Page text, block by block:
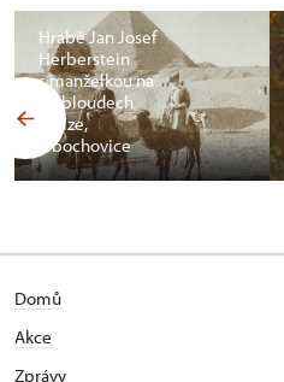
Hrabě Jan Josef
Herberstein
s manželkou na
velbloudech
v Gíze,
Libochovice
Domů
Akce
Zprávy